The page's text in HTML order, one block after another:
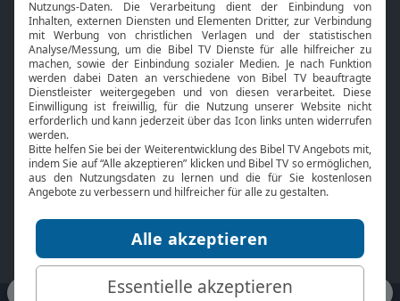
HbbTV
Bibelthek Online-Bibel
Nächster Gottesdienst
Bibel TV
Über uns
Jobs
Mediadaten
Service
Kontakt
TV-Empfang